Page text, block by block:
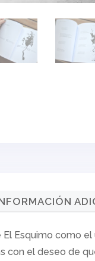
El Esquimo como el
con el deseo de